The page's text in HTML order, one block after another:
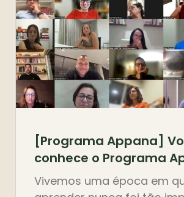
[Programa Appana]
conhece o Programa
Vivemos uma época em